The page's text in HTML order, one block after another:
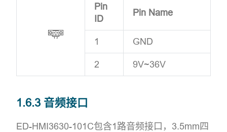
Pin
ID
Pin Name
1 GND
2 9V~36V
1.6.3 音频接口
ED-HMI3630-101C包含1路音频接口，3.5mm四